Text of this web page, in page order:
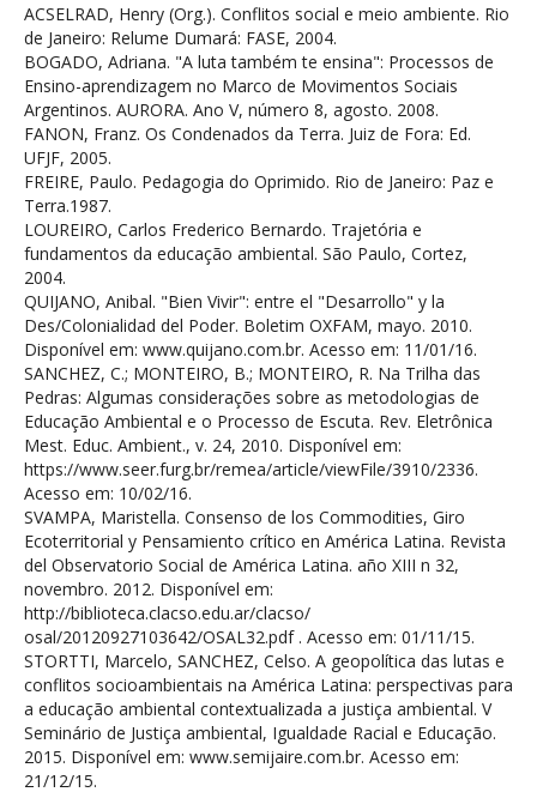
ACSELRAD, Henry (Org.). Conflitos social e meio ambiente. Rio
de Janeiro: Relume Dumará: FASE, 2004.
BOGADO, Adriana. "A luta também te ensina": Processos de
Ensino-aprendizagem no Marco de Movimentos Sociais
Argentinos. AURORA. Ano V, número 8, agosto. 2008.
FANON, Franz. Os Condenados da Terra. Juiz de Fora: Ed.
UFJF, 2005.
FREIRE, Paulo. Pedagogia do Oprimido. Rio de Janeiro: Paz e
Terra.1987.
LOUREIRO, Carlos Frederico Bernardo. Trajetória e
fundamentos da educação ambiental. São Paulo, Cortez,
2004.
QUIJANO, Anibal. "Bien Vivir": entre el "Desarrollo" y la
Des/Colonialidad del Poder. Boletim OXFAM, mayo. 2010.
Disponível em: www.quijano.com.br. Acesso em: 11/01/16.
SANCHEZ, C.; MONTEIRO, B.; MONTEIRO, R. Na Trilha das
Pedras: Algumas considerações sobre as metodologias de
Educação Ambiental e o Processo de Escuta. Rev. Eletrônica
Mest. Educ. Ambient., v. 24, 2010. Disponível em:
https://www.seer.furg.br/remea/article/viewFile/3910/2336.
Acesso em: 10/02/16.
SVAMPA, Maristella. Consenso de los Commodities, Giro
Ecoterritorial y Pensamiento crítico en América Latina. Revista
del Observatorio Social de América Latina. año XIII n 32,
novembro. 2012. Disponível em:
http://biblioteca.clacso.edu.ar/clacso/
osal/20120927103642/OSAL32.pdf . Acesso em: 01/11/15.
STORTTI, Marcelo, SANCHEZ, Celso. A geopolítica das lutas e
conflitos socioambientais na América Latina: perspectivas para
a educação ambiental contextualizada a justiça ambiental. V
Seminário de Justiça ambiental, Igualdade Racial e Educação.
2015. Disponível em: www.semijaire.com.br. Acesso em:
21/12/15.